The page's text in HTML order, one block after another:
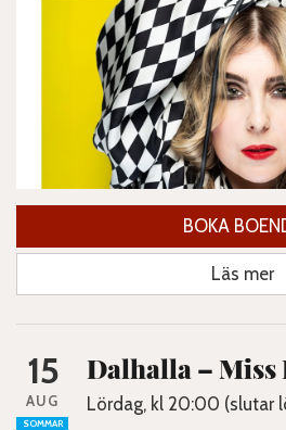
BOKA
Läs mer
15
AUG
SOMMAR
Dalhalla – Miss
Lördag, kl 20:00 (slutar